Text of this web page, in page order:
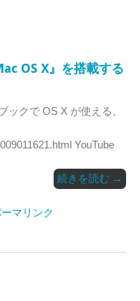
OS X』を搭載する
ックで OS X が使える、
YouTube
続きを読む →
マリンク